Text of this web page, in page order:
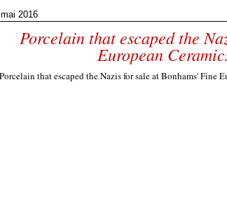
2016
Porcelain that escaped the
European